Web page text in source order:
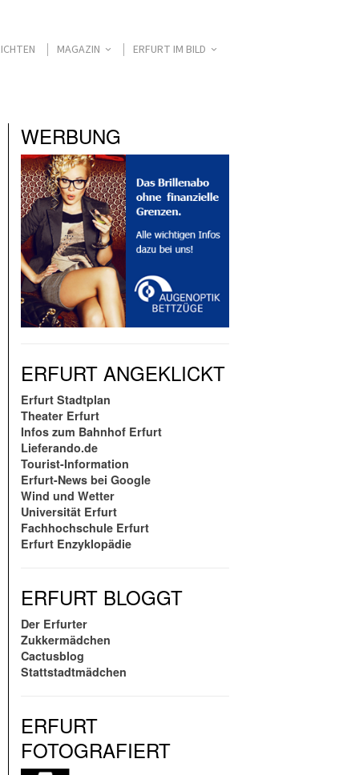
MAGAZIN ERFURT IM BILD
WERBUNG
ERFURT ANGEKLICKT
Erfurt Stadtplan
Theater Erfurt
Infos zum Bahnhof Erfurt
Lieferando.de
Tourist-Information
Erfurt-News bei Google
Wind und Wetter
Universität Erfurt
Fachhochschule Erfurt
Erfurt Enzyklopädie
ERFURT BLOGGT
Der Erfurter
Zukkermädchen
Cactusblog
Stattstadtmädchen
ERFURT
FOTOGRAFIERT